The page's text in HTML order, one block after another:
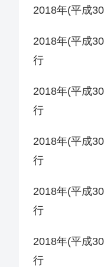
2018年(平成
2018年(平成
行
2018年(平成
行
2018年(平成
行
2018年(平成
行
2018年(平成
行